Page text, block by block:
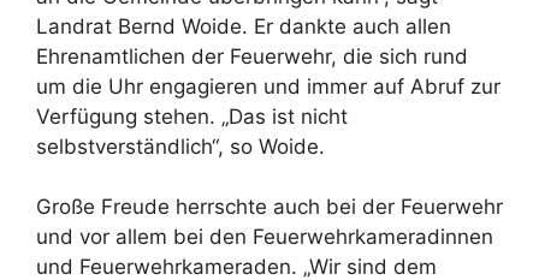
Landrat Bernd Woide. Er dankte auch allen
Ehrenamtlichen der Feuerwehr, die sich rund
um die Uhr engagieren und immer auf Abruf zur
Verfügung stehen. „Das ist nicht
selbstverständlich“, so Woide.
Große Freude herrschte auch bei der Feuerwehr
und vor allem bei den Feuerwehrkameradinnen
und Feuerwehrkameraden. „Wir sind dem